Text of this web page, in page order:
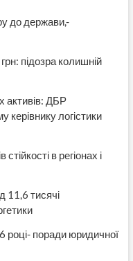
до держави,-
підозра колишній
активів: ДБР
керівнику логістики
в регіонах і
11,6 тисячі
році- поради юридичної